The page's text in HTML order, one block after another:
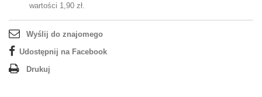
wartości 1,90 zł.
Wyślij do znajomego
Udostępnij na Facebook
Drukuj